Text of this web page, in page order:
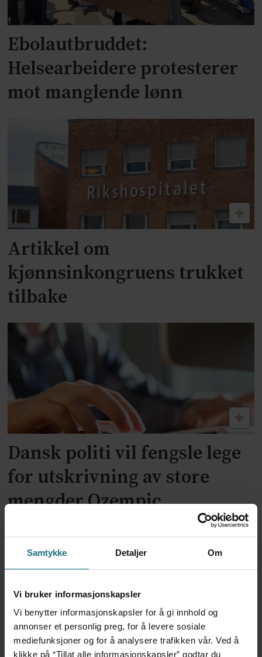
Samtykke Detaljer Om
Vi bruker informasjonskapsler
Vi benytter informasjonskapsler for å gi innhold og
annonser et personlig preg, for å levere sosiale
mediefunksjoner og for å analysere trafikken vår. Ved å
klikke på “Tillat alle informasjonskapsler” godtar du
Ebolautbruddet:
Helsearbeidere protesterer
mot manglende lønn
Artikkel om
kjønnsinkongruens trukket
tilbake
Dansk politi vil fengsle lege
for utskrivning av store
mengder Ozempic